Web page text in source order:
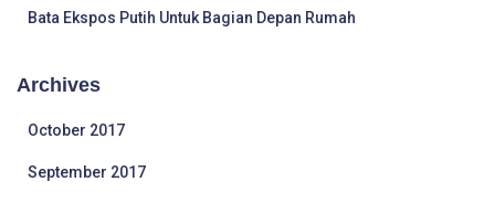
Bata Ekspos Putih Untuk Bagian Depan Rumah
Archives
October 2017
September 2017